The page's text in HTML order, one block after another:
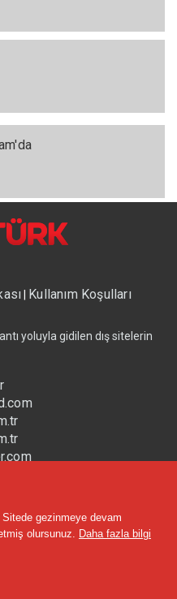
| Kullanım Koşulları
yoluyla gidilen dış sitelerin
Sitede gezinmeye devam
olursunuz. Daha fazla bilgi